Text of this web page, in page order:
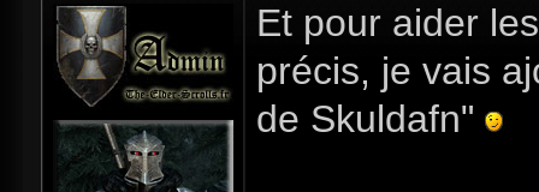
Et pour aider
précis, je vais
de Skuldafn"